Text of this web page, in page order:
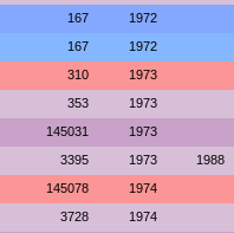
167 1972
167 1972
310 1973
353 1973
145031 1973
3395 1973 1988
145078 1974
3728 1974